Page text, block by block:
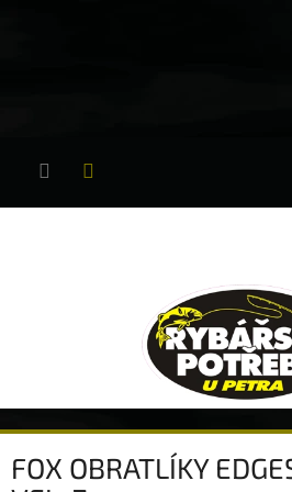
FOX OBRATLÍKY